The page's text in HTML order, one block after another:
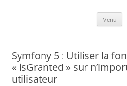
Menu
Symfony 5 : Utiliser la
« isGranted » sur
utilisateur